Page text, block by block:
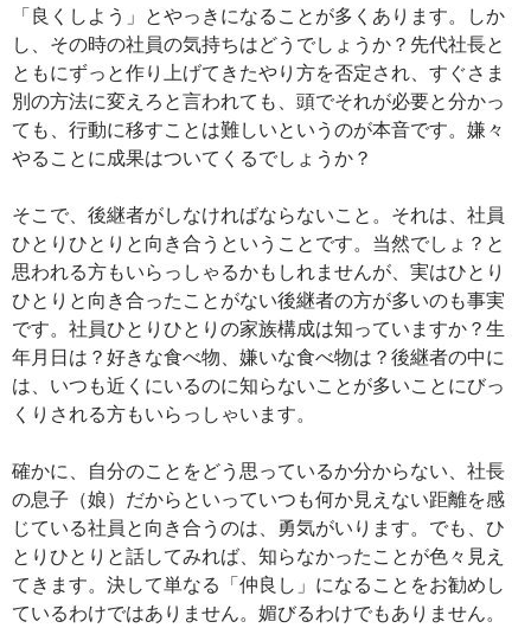
「良くしよう」とやっきになることが多くあります。しか
し、その時の社員の気持ちはどうでしょうか？先代社長と
ともにずっと作り上げてきたやり方を否定され、すぐさま
別の方法に変えろと言われても、頭でそれが必要と分かっ
ても、行動に移すことは難しいというのが本音です。嫌々
やることに成果はついてくるでしょうか？
そこで、後継者がしなければならないこと。それは、社員
ひとりひとりと向き合うということです。当然でしょ？と
思われる方もいらっしゃるかもしれませんが、実はひとり
ひとりと向き合ったことがない後継者の方が多いのも事実
です。社員ひとりひとりの家族構成は知っていますか？生
年月日は？好きな食べ物、嫌いな食べ物は？後継者の中に
は、いつも近くにいるのに知らないことが多いことにびっ
くりされる方もいらっしゃいます。
確かに、自分のことをどう思っているか分からない、社長
の息子（娘）だからといっていつも何か見えない距離を感
じている社員と向き合うのは、勇気がいります。でも、ひ
とりひとりと話してみれば、知らなかったことが色々見え
てきます。決して単なる「仲良し」になることをお勧めし
ているわけではありません。媚びるわけでもありません。